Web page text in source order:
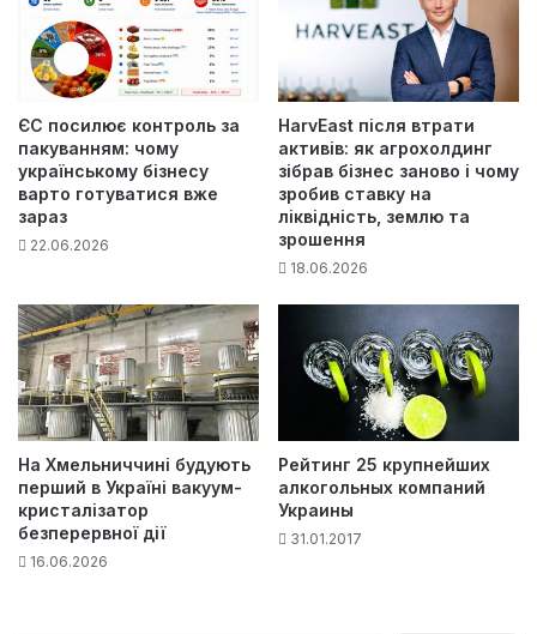
ЄС посилює контроль за
пакуванням: чому
українському бізнесу
варто готуватися вже
зараз
22.06.2026
HarvEast після втрати
активів: як агрохолдинг
зібрав бізнес заново і чому
зробив ставку на
ліквідність, землю та
зрошення
18.06.2026
На Хмельниччині будують
перший в Україні вакуум-
кристалізатор
безперервної дії
16.06.2026
Рейтинг 25 крупнейших
алкогольных компаний
Украины
31.01.2017